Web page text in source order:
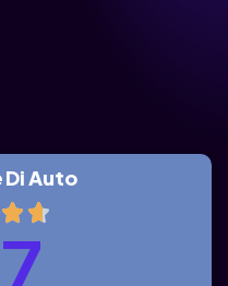
gratis e in pochi
partner e potrai
modo sicuro,
Auto